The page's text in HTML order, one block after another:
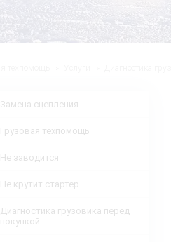
Замена сцепления
Грузовая техпомощь
Не заводится
Не крутит стартер
Диагностика грузовика перед
покупкой